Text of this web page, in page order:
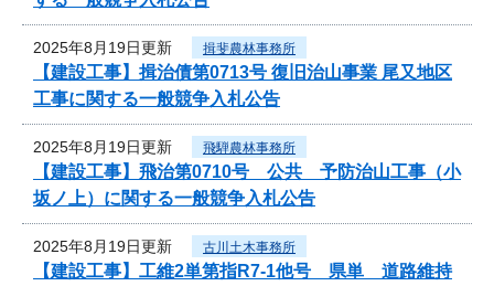
2025年8月19日更新 揖斐農林事務所
【建設工事】揖治債第0713号 復旧治山事業 尾又地区
工事に関する一般競争入札公告
2025年8月19日更新 飛騨農林事務所
【建設工事】飛治第0710号 公共 予防治山工事（小
坂ノ上）に関する一般競争入札公告
2025年8月19日更新 古川土木事務所
【建設工事】工維2単第指R7-1他号 県単 道路維持